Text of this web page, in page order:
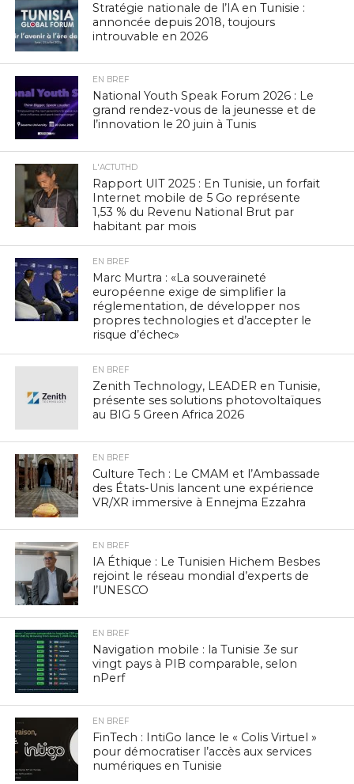
Stratégie nationale de l’IA en Tunisie :
annoncée depuis 2018, toujours
introuvable en 2026
EN BREF
National Youth Speak Forum 2026 : Le
grand rendez-vous de la jeunesse et de
l’innovation le 20 juin à Tunis
L'ACTUTHD
Rapport UIT 2025 : En Tunisie, un forfait
Internet mobile de 5 Go représente
1,53 % du Revenu National Brut par
habitant par mois
EN BREF
Marc Murtra : «La souveraineté
européenne exige de simplifier la
réglementation, de développer nos
propres technologies et d’accepter le
risque d’échec»
EN BREF
Zenith Technology, LEADER en Tunisie,
présente ses solutions photovoltaïques
au BIG 5 Green Africa 2026
EN BREF
Culture Tech : Le CMAM et l’Ambassade
des États-Unis lancent une expérience
VR/XR immersive à Ennejma Ezzahra
EN BREF
IA Éthique : Le Tunisien Hichem Besbes
rejoint le réseau mondial d’experts de
l’UNESCO
EN BREF
Navigation mobile : la Tunisie 3e sur
vingt pays à PIB comparable, selon
nPerf
EN BREF
FinTech : IntiGo lance le « Colis Virtuel »
pour démocratiser l’accès aux services
numériques en Tunisie